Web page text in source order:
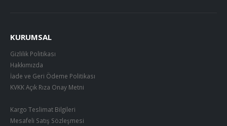
KURUMSAL
Gizlilik Politikası
Hakkımızda
İade ve Geri Ödeme Politikası
KVKK Açık Rıza Onay Metni
Kargo Teslimat Bilgileri
Mesafeli Satış Sözleşmesi